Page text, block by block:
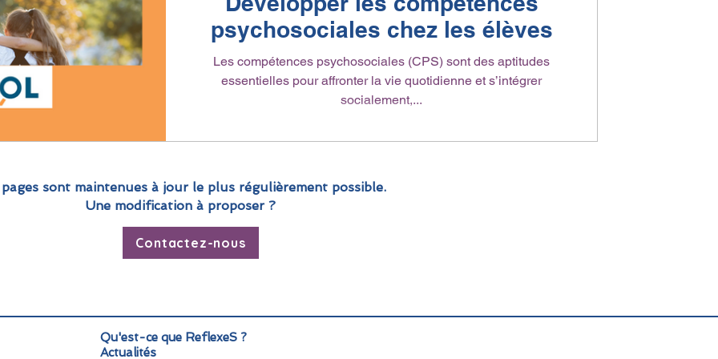
psychosociales chez les élèves
Les compétences psychosociales (CPS) sont des aptitudes
essentielles pour affronter la vie quotidienne et s’intégrer
socialement,...
pages sont maintenues à jour le plus régulièrement possible.
Une modification à proposer ?
Contactez-nous
Qu'est-ce que ReflexeS ?
Actualités